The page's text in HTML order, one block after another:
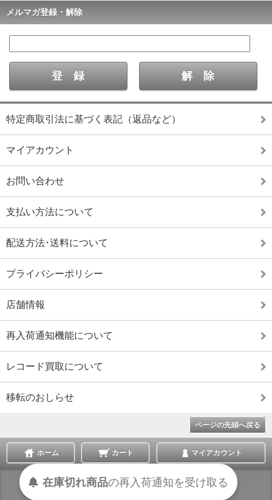
メルマガ登録・解除
特定商取引法に基づく表記（返品など）
マイアカウント
お問い合わせ
支払い方法について
配送方法･送料について
プライバシーポリシー
店舗情報
再入荷通知機能について
レコード買取について
移転のおしらせ
ページの先頭へ戻る
ホーム カート マイアカウント
表示切替 :スマートフォン|PC版
在庫切れ商品の再入荷通知を受け取る